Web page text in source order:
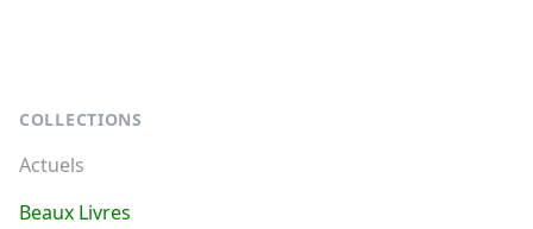
COLLECTIONS
Actuels
Beaux Livres